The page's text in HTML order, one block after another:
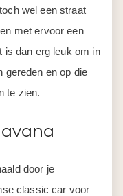
wel een straat
met ervoor een
is dan erg leuk om in
gereden en op die
te zien.
door je
classic car voor